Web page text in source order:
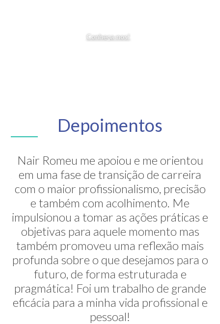
Conheça-nos!
Depoimentos
Nair Romeu me apoiou e me orientou
em uma fase de transição de carreira
com o maior profissionalismo, precisão
e também com acolhimento. Me
impulsionou a tomar as ações práticas e
objetivas para aquele momento mas
também promoveu uma reflexão mais
profunda sobre o que desejamos para o
futuro, de forma estruturada e
pragmática! Foi um trabalho de grande
eficácia para a minha vida profissional e
pessoal!
A Nair é inesquecível! Através de sua
grande competência ela me mostrou
alternativas na minha transição de
carreira. E ela faz isso de uma maneira
muito sútil e elegante. Hoje exerço uma
profissão nunca pensada antes. Meus
agradecimentos!
Erica Rodrigues
Consultora em Qualidade, Meio Ambiente, Saúde e
Segurança do Trabalho